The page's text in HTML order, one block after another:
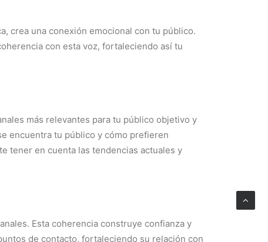
crea una conexión emocional con tu público.
con esta voz, fortaleciendo así tu
más relevantes para tu público objetivo y
encuentra tu público y cómo prefieren
tener en cuenta las tendencias actuales y
Esta coherencia construye confianza y
de contacto, fortaleciendo su relación con